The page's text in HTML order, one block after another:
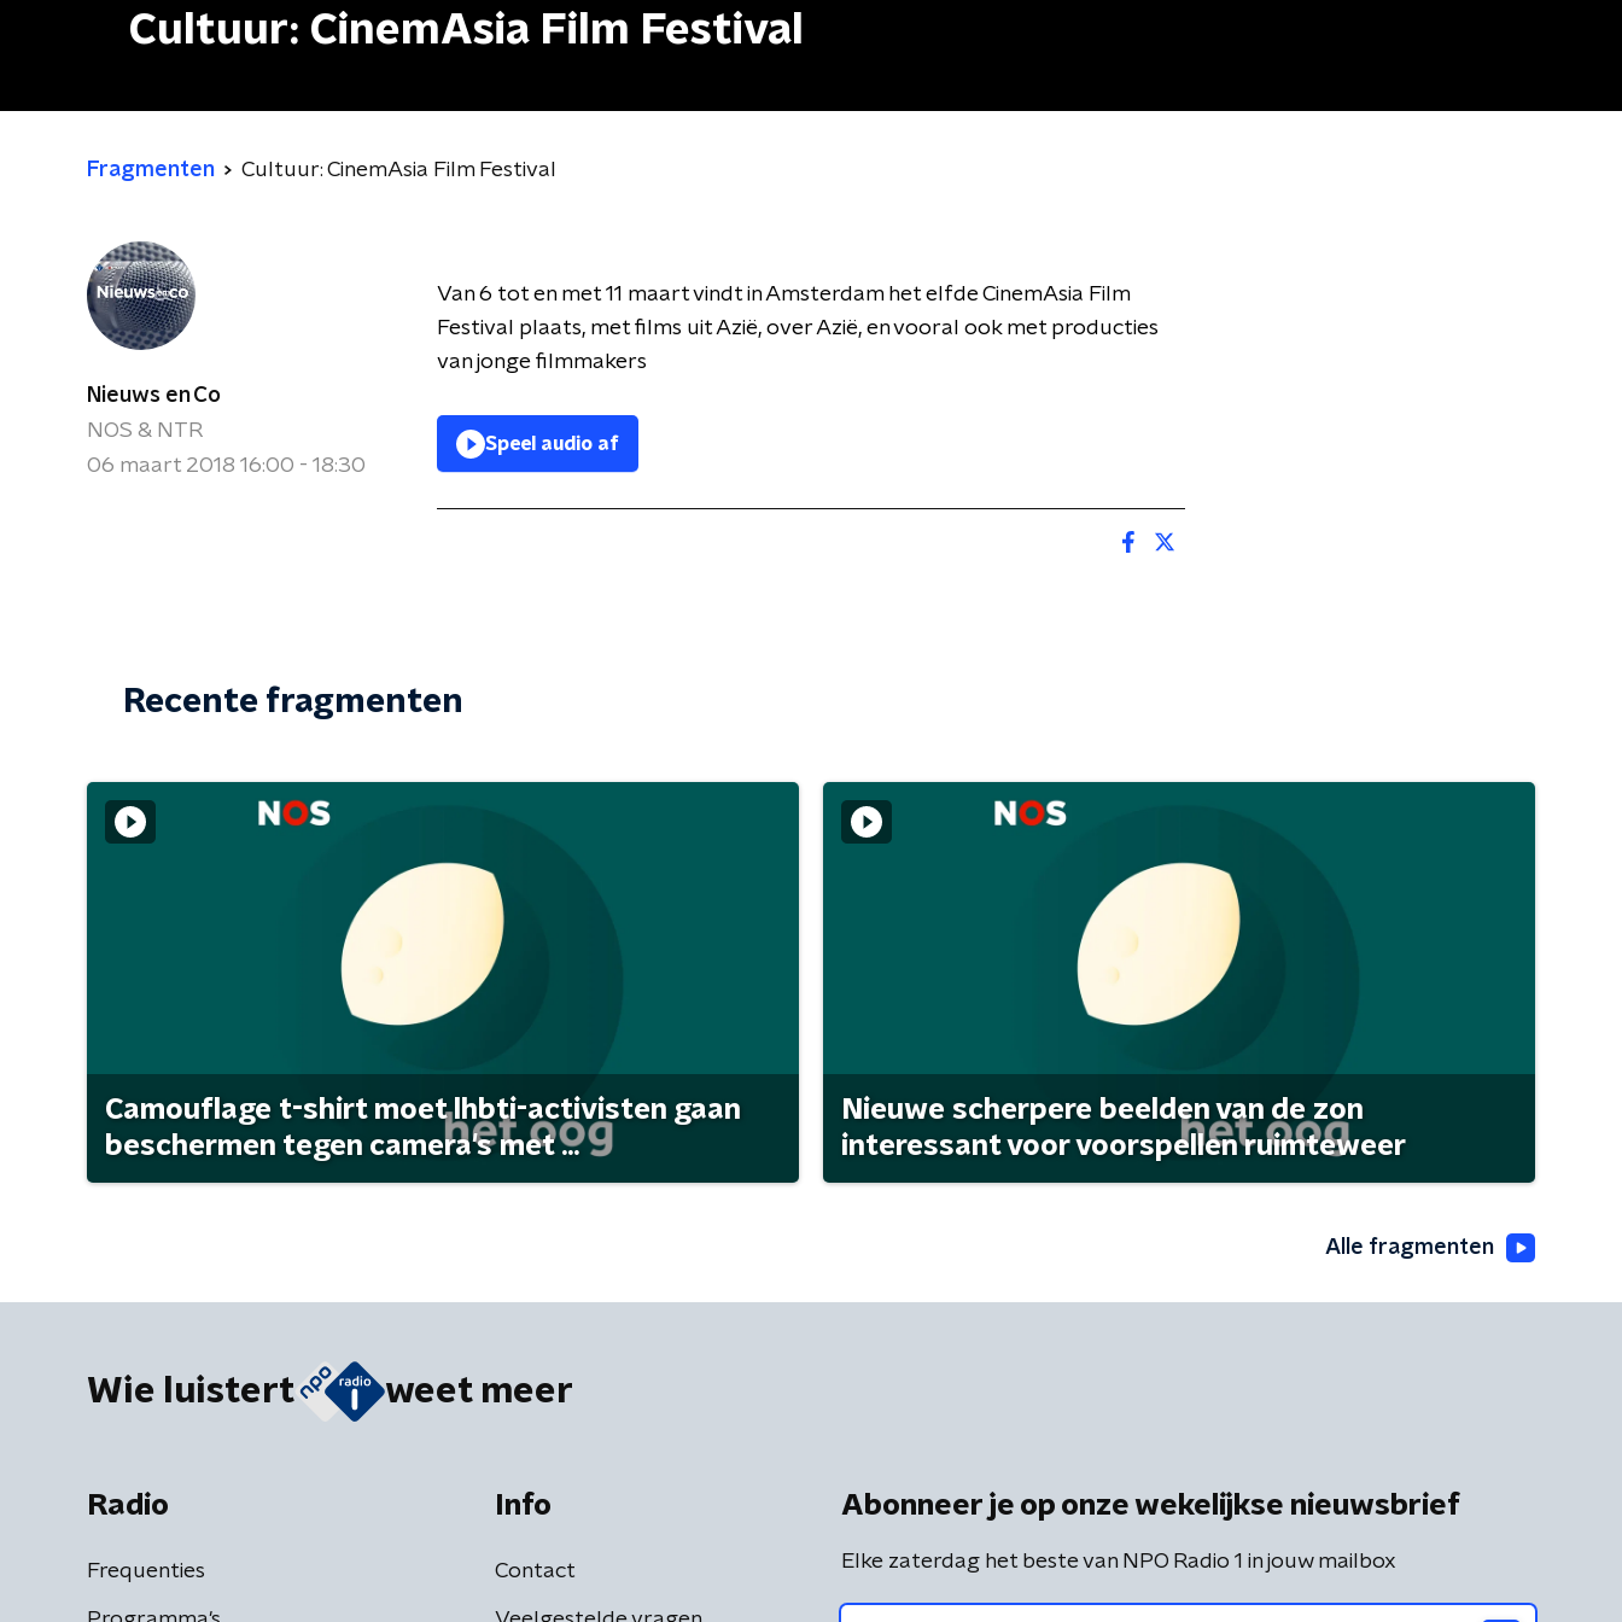
Cultuur: CinemAsia Film Festival
Fragmenten Cultuur: CinemAsia Film Festival
Nieuws en Co
NOS & NTR
06 maart 2018 16:00 - 18:30
Van 6 tot en met 11 maart vindt in Amsterdam het elfde CinemAsia Film
Festival plaats, met films uit Azië, over Azië, en vooral ook met producties
van jonge filmmakers
Speel audio af
Recente fragmenten
Camouflage t-shirt moet lhbti-activisten gaan
beschermen tegen camera's met ...
Nieuwe scherpere beelden van de zon
interessant voor voorspellen ruimteweer
Alle fragmenten
Wie luistert weet meer
Radio
Frequenties
Info
Contact
Abonneer je op onze wekelijkse nieuwsbrief
Elke zaterdag het beste van NPO Radio 1 in jouw mailbox